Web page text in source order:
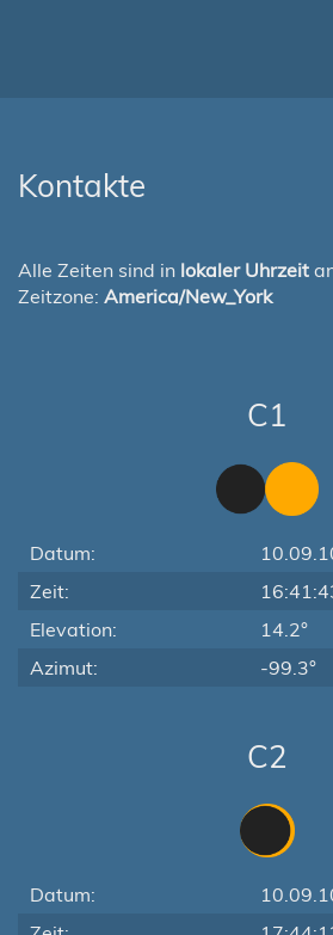
Kontakte
Alle Zeiten sind in lokaler Uhrzeit
Zeitzone: America/New_York
C1
Datum:
Zeit:
Elevation:
14.2°
Azimut:
-99.3°
C2
Datum: